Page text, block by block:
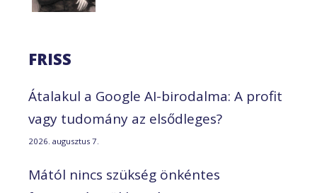
FRISS
Átalakul a Google AI-birodalma: A profit
vagy tudomány az elsődleges?
2026. augusztus 7.
Mától nincs szükség önkéntes